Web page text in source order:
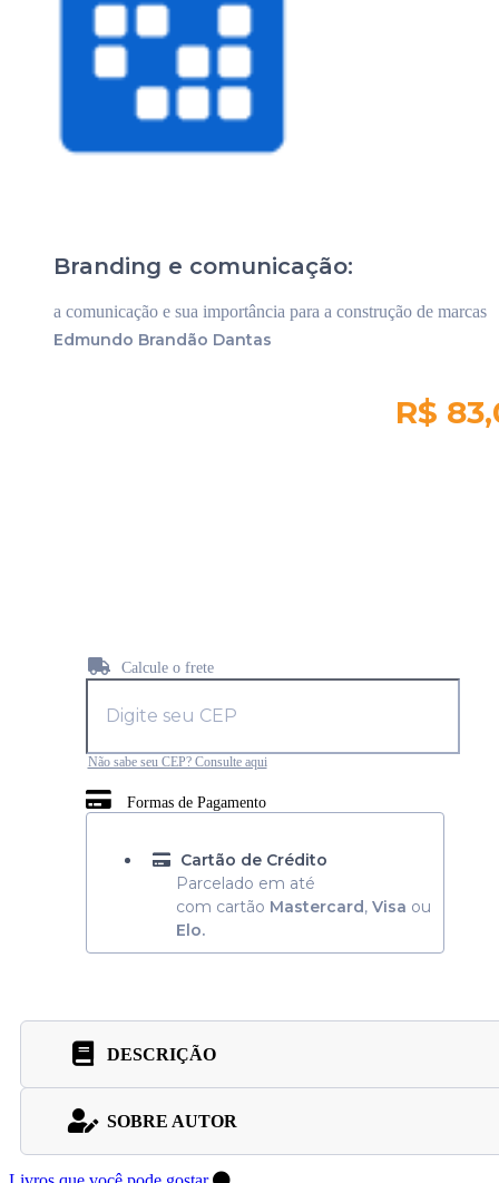
Branding e comunicação:
a comunicação e sua importância para a construção de marcas
Edmundo Brandão Dantas
R$
Calcule o frete
Não sabe seu CEP? Consulte aqui
Formas de Pagamento
Cartão de Crédito
Parcelado em até
com cartão Mastercard, Visa ou
Elo.
DESCRIÇÃO
SOBRE AUTOR